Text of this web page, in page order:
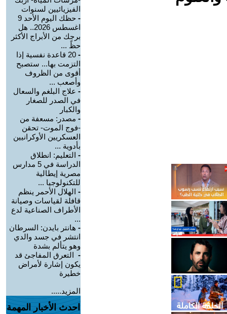
الفيزيائيين لسنوات
-
حظك اليوم الأحد 9
اغسطس 2026.. هل
برجك من الأبراج الأكثر
حظً ...
-
20 قاعدة نفسية إذا
التزمت بها... ستصبح
أقوى من الظروف
وأصعب ...
- علاج البلغم والسعال
في الصدر للصغار
والكبار
- مصدر: مسعفة من
-فوج الموت- تحقن
العسكريين الأوكرانيين
بأدوية ...
- التعليم: انطلاق
الدراسة في 5 مدارس
مصرية إيطالية
للتكنولوجيا ...
- الهلال الأحمر ينظم
قافلة لقياسات وصيانة
الأطراف الصناعية لدع
...
- هانتر بايدن: السرطان
انتشر في جسد والدي
وهو يتألم بشدة
- التعرق المفاجئ قد
يكون إشارة لأمراض
خطيرة
المزيد.....
احدث الأخبار المهمة